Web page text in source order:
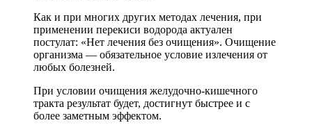
Как и при многих других методах лечения, при
применении перекиси водорода актуален
постулат: «Нет лечения без очищения». Очищение
организма — обязательное условие излечения от
любых болезней.
При условии очищения желудочно-кишечного
тракта результат будет, достигнут быстрее и с
более заметным эффектом.